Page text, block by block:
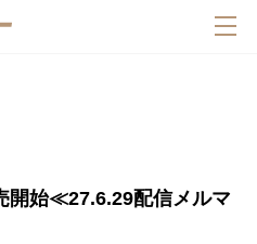
開始≪27.6.29配信メルマ